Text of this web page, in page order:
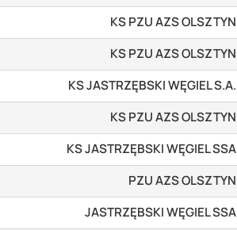
KS PZU AZS OLSZTYN
KS PZU AZS OLSZTYN
KS JASTRZĘBSKI WĘGIEL S.A.
KS PZU AZS OLSZTYN
KS JASTRZĘBSKI WĘGIEL SSA
PZU AZS OLSZTYN
JASTRZĘBSKI WĘGIEL SSA